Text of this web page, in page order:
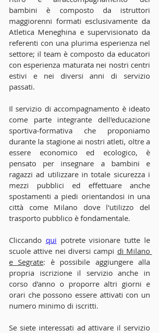
bambini è composto da istruttori
maggiorenni formati esclusivamente da
Atletica Meneghina e supervisionato da
referenti con una plurima esperienza nel
settore; il team è composto da educatori
con esperienza maturata nei nostri centri
estivi e nei diversi anni di servizio
passati.
Il servizio di accompagnamento è ideato
come parte integrante dell'educazione
sportiva-formativa che proponiamo
durante la stagione ai nostri atleti, oltre a
essere economico ed ecologico, è
pensato per insegnare a bambini e
ragazzi ad utilizzare in totale sicurezza i
mezzi pubblici ed effettuare anche
spostamenti a piedi orientandosi in una
città come Milano dove l'utilizzo del
trasporto pubblico è fondamentale.
Cliccando qui potrete visionare tutte le
scuole attive nei diversi campi di Milano
e Segrate: è possibile aggiungere alla
propria iscrizione il servizio anche in
corso d'anno o proporre altri giorni e
orari che possono essere attivati con un
numero minimo di iscritti.
Se siete interessati ad attivare il servizio